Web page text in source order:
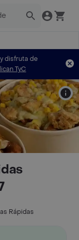
y disfruta de
TyC
Rápidas